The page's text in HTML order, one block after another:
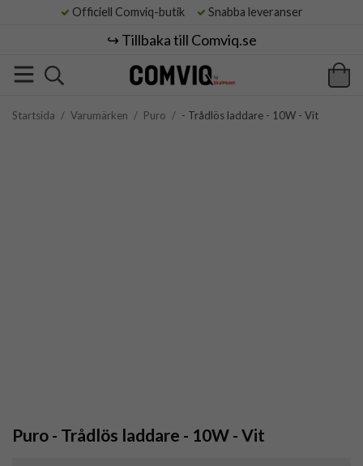
Officiell Comviq-butik Snabba leveranser
↪️ Tillbaka till Comviq.se
Startsida / Varumärken / Puro / - Trådlös laddare - 10W - Vit
Puro - Trådlös laddare - 10W - Vit